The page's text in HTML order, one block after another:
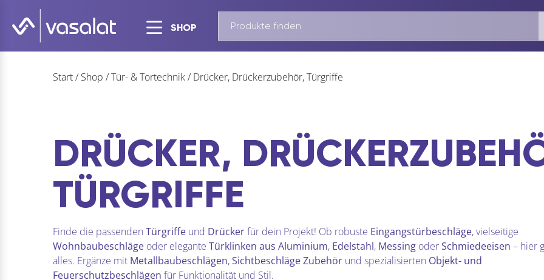
SHOP
Start/ Shop /Tür- & Tortechnik/ Drücker, Drückerzubehör, Türgriffe
DRÜCKER,
TÜRGRIFFE
Finde die passenden Türgriffe und Drückerfür dein Projekt! Ob robuste Eingangstürbeschläge, vielseitige
Wohnbaubeschläge oder elegante Türklinken aus Aluminium, Edelstahl, Messing oderSchmiedeeisen – hier
alles. Ergänze mit Metallbaubeschlägen,Sichtbeschläge Zubehör und spezialisierten Objekt- und
Feuerschutzbeschlägen für Funktionalität und Stil.